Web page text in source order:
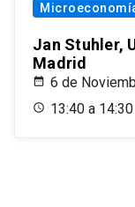
Jan Stuhler,
Madrid
6 de
13:40 a 14:30